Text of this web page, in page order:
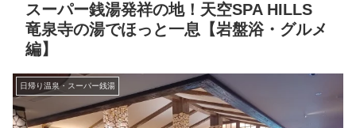
スーパー銭湯発祥の地！天空SPA HILLS
竜泉寺の湯でほっと一息【岩盤浴・グルメ
編】
日帰り温泉・スーパー銭湯